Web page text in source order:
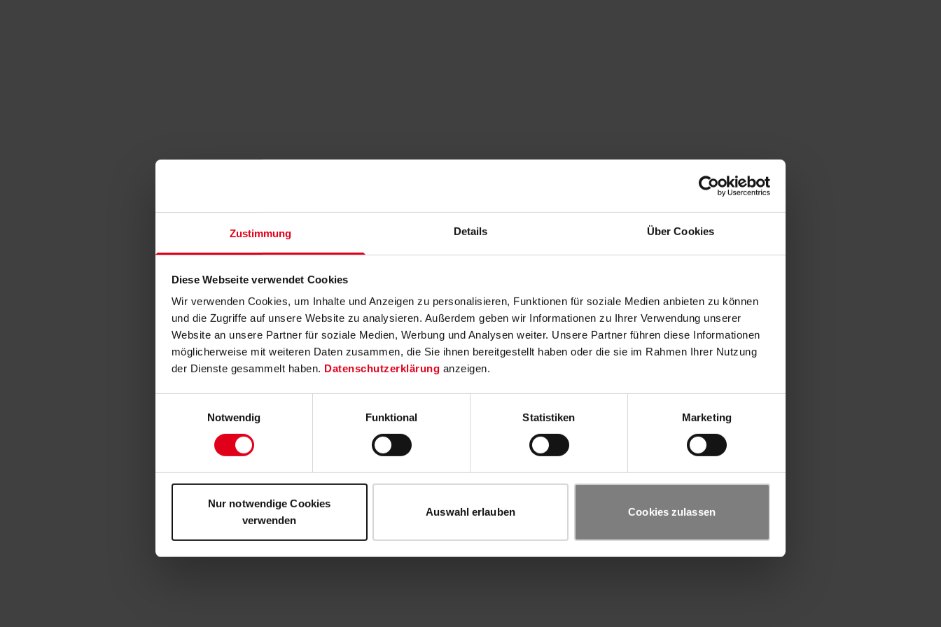
Zustimmung Details Über Cookies
Diese Webseite verwendet Cookies
Wir verwenden Cookies, um Inhalte und Anzeigen zu personalisieren, Funktionen für soziale Medien anbieten zu können
und die Zugriffe auf unsere Website zu analysieren. Außerdem geben wir Informationen zu Ihrer Verwendung unserer
Website an unsere Partner für soziale Medien, Werbung und Analysen weiter. Unsere Partner führen diese Informationen
möglicherweise mit weiteren Daten zusammen, die Sie ihnen bereitgestellt haben oder die sie im Rahmen Ihrer Nutzung
der Dienste gesammelt haben. Datenschutzerklärung anzeigen.
Notwendig
Funktional Statistiken Marketing
Nur notwendige Cookies
verwenden
Auswahl erlauben Cookies zulassen